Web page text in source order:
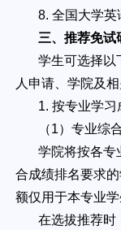
8. 全国大学英
三、推荐免试
学生可选择以
人申请、学院及
1. 按专业学
（1）专业综
学院将按各专
合成绩排名要求
额仅用于本专业学
在选拔推荐时